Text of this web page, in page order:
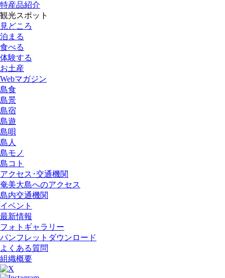
特産品紹介
観光スポット
見どころ
泊まる
食べる
体験する
お土産
Webマガジン
島食
島景
島宿
島遊
島唄
島人
島モノ
島コト
アクセス･交通機関
奄美大島へのアクセス
島内交通機関
イベント
最新情報
フォトギャラリー
パンフレットダウンロード
よくある質問
組織概要